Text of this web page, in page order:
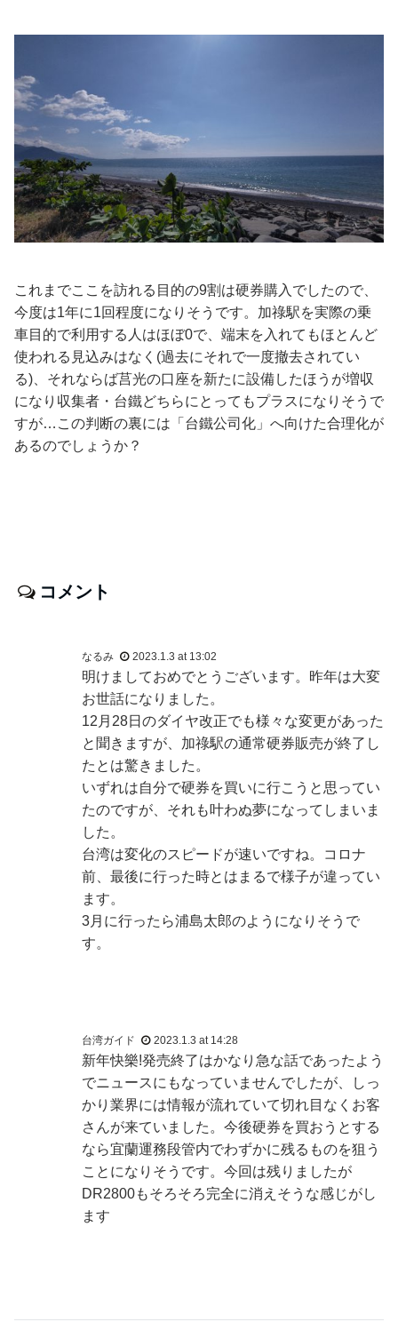
これまでここを訪れる目的の9割は硬券購入でしたので、
今度は1年に1回程度になりそうです。加祿駅を実際の乗
車目的で利用する人はほぼ0で、端末を入れてもほとんど
使われる見込みはなく(過去にそれで一度撤去されてい
る)、それならば莒光の口座を新たに設備したほうが増収
になり収集者・台鐵どちらにとってもプラスになりそうで
すが…この判断の裏には「台鐵公司化」へ向けた合理化が
あるのでしょうか？
コメント
なるみ 2023.1.3 at 13:02
明けましておめでとうございます。昨年は大変
お世話になりました。
12月28日のダイヤ改正でも様々な変更があった
と聞きますが、加祿駅の通常硬券販売が終了し
たとは驚きました。
いずれは自分で硬券を買いに行こうと思ってい
たのですが、それも叶わぬ夢になってしまいま
した。
台湾は変化のスピードが速いですね。コロナ
前、最後に行った時とはまるで様子が違ってい
ます。
3月に行ったら浦島太郎のようになりそうで
す。
台湾ガイド 2023.1.3 at 14:28
新年快樂!発売終了はかなり急な話であったよう
でニュースにもなっていませんでしたが、しっ
かり業界には情報が流れていて切れ目なくお客
さんが来ていました。今後硬券を買おうとする
なら宜蘭運務段管内でわずかに残るものを狙う
ことになりそうです。今回は残りましたが
DR2800もそろそろ完全に消えそうな感じがし
ます